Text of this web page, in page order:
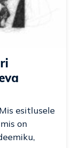
esitlusele
on